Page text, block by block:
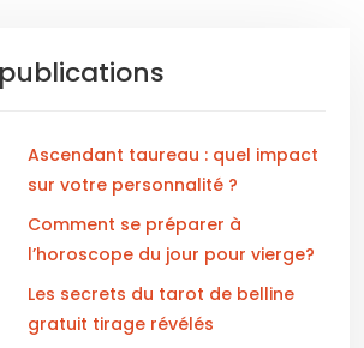
Ascendant taureau : quel impact
sur votre personnalité ?
Comment se préparer à
l’horoscope du jour pour vierge?
Les secrets du tarot de belline
gratuit tirage révélés